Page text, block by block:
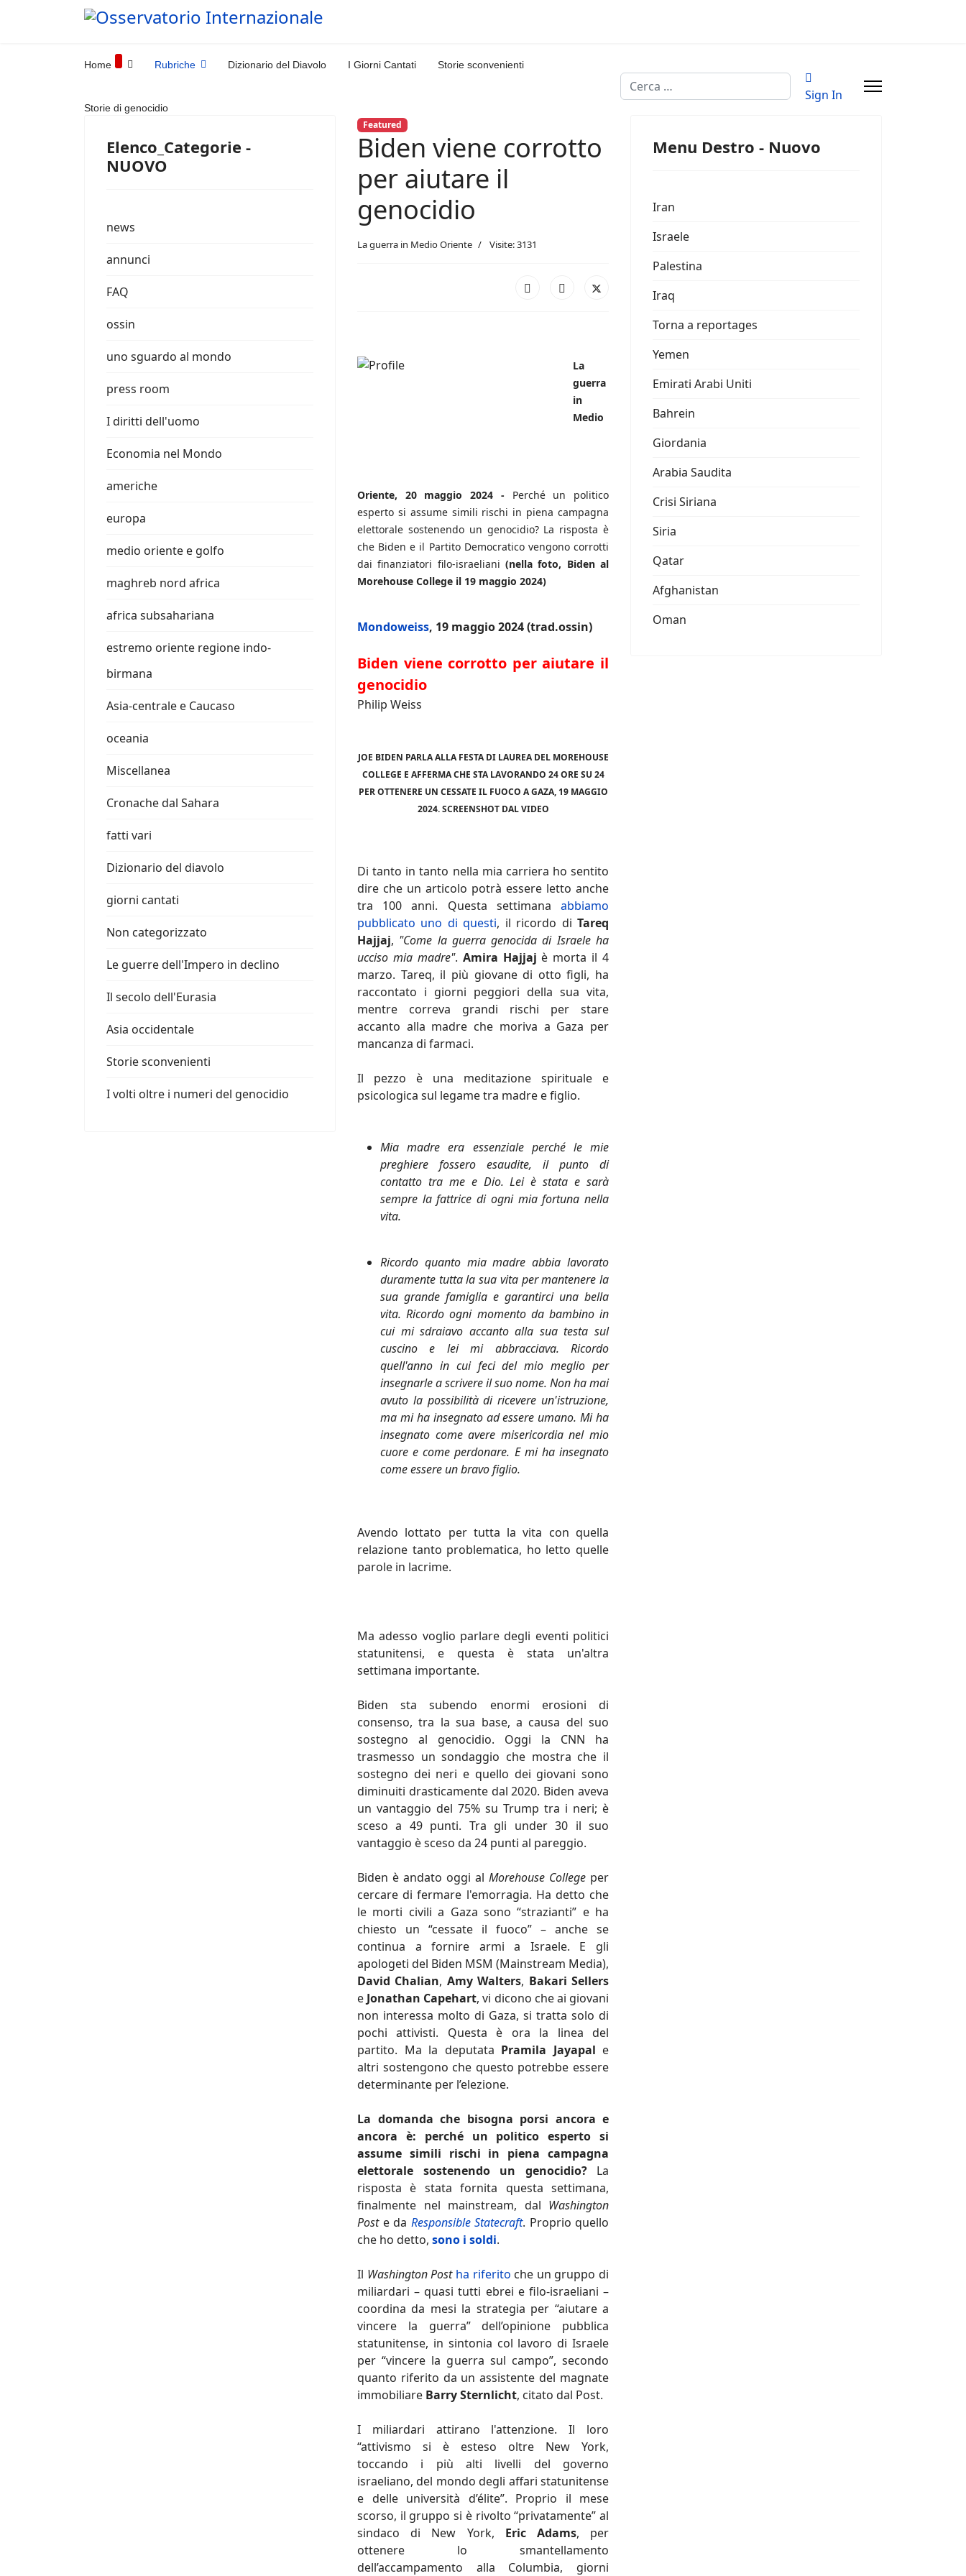
Home Rubriche Dizionario del Diavolo I Giorni Cantati Storie sconvenienti
Storie di genocidio
Cerca
Sign In
Elenco_Categorie -
NUOVO
news
annunci
FAQ
ossin
uno sguardo al mondo
press room
I diritti dell'uomo
Economia nel Mondo
americhe
europa
medio oriente e golfo
maghreb nord africa
africa subsahariana
estremo oriente regione indo-
birmana
Asia-centrale e Caucaso
oceania
Miscellanea
Cronache dal Sahara
fatti vari
Dizionario del diavolo
giorni cantati
Non categorizzato
Le guerre dell'Impero in declino
Il secolo dell'Eurasia
Asia occidentale
Storie sconvenienti
I volti oltre i numeri del genocidio
Featured
Biden viene corrotto
per aiutare il
genocidio
La guerra in Medio Oriente Visite: 3131
La
guerra
in
Medio
Oriente, 20 maggio 2024 - Perché un politico
esperto si assume simili rischi in piena campagna
elettorale sostenendo un genocidio? La risposta è
che Biden e il Partito Democratico vengono corrotti
dai finanziatori filo-israeliani (nella foto, Biden al
Morehouse College il 19 maggio 2024)
Mondoweiss, 19 maggio 2024 (trad.ossin)
Biden viene corrotto per aiutare il
genocidio
Philip Weiss
JOE BIDEN PARLA ALLA FESTA DI LAUREA DEL MOREHOUSE
COLLEGE E AFFERMA CHE STA LAVORANDO 24 ORE SU 24
PER OTTENERE UN CESSATE IL FUOCO A GAZA, 19 MAGGIO
2024. SCREENSHOT DAL VIDEO
Di tanto in tanto nella mia carriera ho sentito
dire che un articolo potrà essere letto anche
tra 100 anni. Questa settimana abbiamo
pubblicato uno di questi, il ricordo diTareq
Hajjaj, "Come la guerra genocida di Israele ha
ucciso mia madre". Amira Hajjaj è morta il 4
marzo. Tareq, il più giovane di otto figli, ha
raccontato i giorni peggiori della sua vita,
mentre correva grandi rischi per stare
accanto alla madre che moriva a Gaza per
mancanza di farmaci.
Il pezzo è una meditazione spirituale e
psicologica sul legame tra madre e figlio.
Mia madre era essenziale perché le mie
preghiere fossero esaudite, il punto di
contatto tra me e Dio. Lei è stata e sarà
sempre la fattrice di ogni mia fortuna nella
vita.
Ricordo quanto mia madre abbia lavorato
duramente tutta la sua vita per mantenere la
sua grande famiglia e garantirci una bella
vita. Ricordo ogni momento da bambino in
cui mi sdraiavo accanto alla sua testa sul
cuscino e lei mi abbracciava. Ricordo
quell'anno in cui feci del mio meglio per
insegnarle a scrivere il suo nome. Non ha mai
avuto la possibilità di ricevere un'istruzione,
ma mi ha insegnato ad essere umano. Mi ha
insegnato come avere misericordia nel mio
cuore e come perdonare. E mi ha insegnato
come essere un bravo figlio.
Avendo lottato per tutta la vita con quella
relazione tanto problematica, ho letto quelle
parole in lacrime.
Ma adesso voglio parlare degli eventi politici
statunitensi, e questa è stata un'altra
settimana importante.
Biden sta subendo enormi erosioni di
consenso, tra la sua base, a causa del suo
sostegno al genocidio. Oggi la CNN ha
trasmesso un sondaggio che mostra che il
sostegno dei neri e quello dei giovani sono
diminuiti drasticamente dal 2020. Biden aveva
un vantaggio del 75% su Trump tra i neri; è
sceso a 49 punti. Tra gli under 30 il suo
vantaggio è sceso da 24 punti al pareggio.
Biden è andato oggi al Morehouse College per
cercare di fermare l'emorragia. Ha detto che
le morti civili a Gaza sono “strazianti” e ha
chiesto un “cessate il fuoco” – anche se
continua a fornire armi a Israele. E gli
apologeti del Biden MSM (Mainstream Media),
David Chalian, Amy Walters, Bakari Sellers
e Jonathan Capehart, vi dicono che ai giovani
non interessa molto di Gaza, si tratta solo di
pochi attivisti. Questa è ora la linea del
partito. Ma la deputata Pramila Jayapal e
altri sostengono che questo potrebbe essere
determinante per l’elezione.
La domanda che bisogna porsi ancora e
ancora è: perché un politico esperto si
assume simili rischi in piena campagna
elettorale sostenendo un genocidio? La
risposta è stata fornita questa settimana,
finalmente nel mainstream, dal Washington
Poste da Responsible Statecraft. Proprio quello
che ho detto, sono i soldi.
Il Washington Post ha riferito che un gruppo di
miliardari – quasi tutti ebrei e filo-israeliani –
coordina da mesi la strategia per “aiutare a
vincere la guerra” dell’opinione pubblica
statunitense, in sintonia col lavoro di Israele
per “vincere la guerra sul campo”, secondo
quanto riferito da un assistente del magnate
immobiliare Barry Sternlicht, citato dal Post.
I miliardari attirano l'attenzione. Il loro
“attivismo si è esteso oltre New York,
toccando i più alti livelli del governo
israeliano, del mondo degli affari statunitense
e delle università d’élite”. Proprio il mese
scorso, il gruppo si è rivolto “privatamente” al
sindaco di New York, Eric Adams, per
ottenere lo smantellamento
dell’accampamento alla Columbia, giorni
Menu Destro - Nuovo
Iran
Israele
Palestina
Iraq
Torna a reportages
Yemen
Emirati Arabi Uniti
Bahrein
Giordania
Arabia Saudita
Crisi Siriana
Siria
Qatar
Afghanistan
Oman